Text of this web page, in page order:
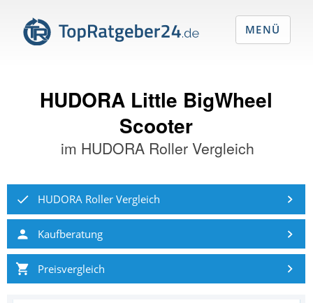
HUDORA Little BigWheel
Scooter
im HUDORA Roller Vergleich
HUDORA Roller Vergleich
Kaufberatung
Preisvergleich
MENÜ